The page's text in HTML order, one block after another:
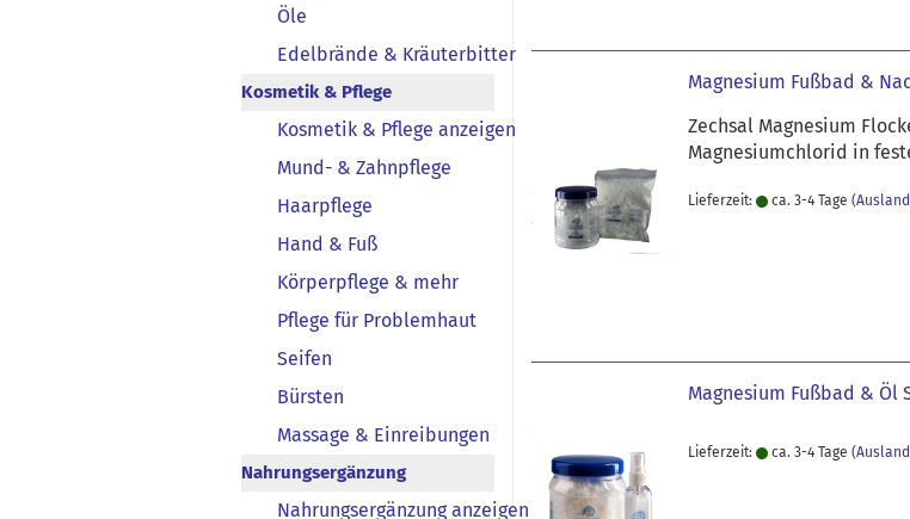
Öle
Edelbrände & Kräuterbitter
Kosmetik & Pflege
Kosmetik & Pflege anzeigen
Mund- & Zahnpflege
Haarpflege
Hand & Fuß
Körperpflege & mehr
Pflege für Problemhaut
Seifen
Bürsten
Massage & Einreibungen
Nahrungsergänzung
Nahrungsergänzung anzeigen
Magnesium Fußbad &
Zechsal Magnesium
Magnesiumchlorid in
Lieferzeit: ca. 3-4 Tage
Magnesium Fußbad & Öl
Lieferzeit: ca. 3-4 Tage